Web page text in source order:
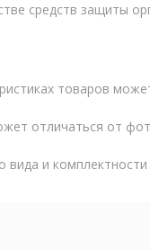
средств защиты
товаров
отличаться от
вида и